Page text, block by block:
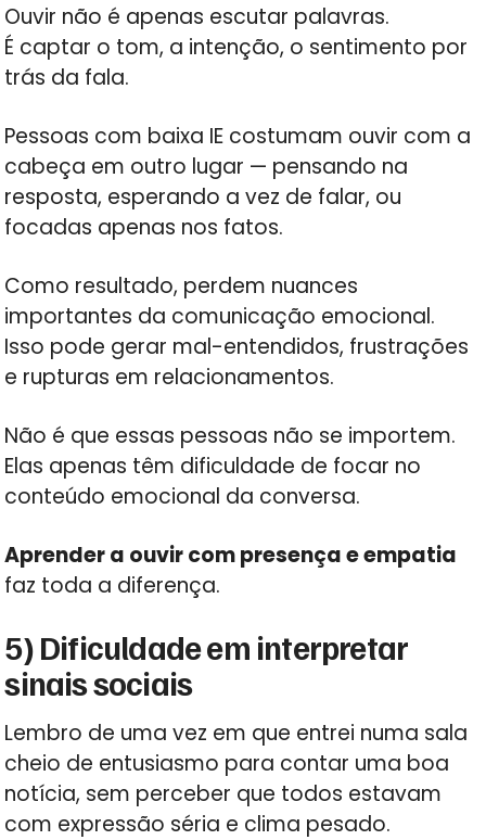
Ouvir não é apenas escutar palavras.
É captar o tom, a intenção, o sentimento por
trás da fala.
Pessoas com baixa IE costumam ouvir com a
cabeça em outro lugar — pensando na
resposta, esperando a vez de falar, ou
focadas apenas nos fatos.
Como resultado, perdem nuances
importantes da comunicação emocional.
Isso pode gerar mal-entendidos, frustrações
e rupturas em relacionamentos.
Não é que essas pessoas não se importem.
Elas apenas têm dificuldade de focar no
conteúdo emocional da conversa.
Aprender a ouvir com presença e empatia
faz toda a diferença.
5) Dificuldade em interpretar
sinais sociais
Lembro de uma vez em que entrei numa sala
cheio de entusiasmo para contar uma boa
notícia, sem perceber que todos estavam
com expressão séria e clima pesado.